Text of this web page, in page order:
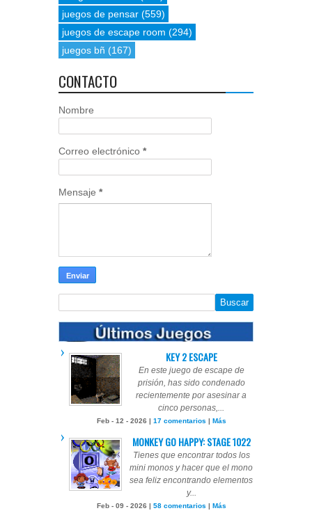
juegos de pensar (559)
juegos de escape room (294)
juegos bñ (167)
CONTACTO
Nombre
Correo electrónico *
Mensaje *
KEY 2 ESCAPE
En este juego de escape de
prisión, has sido condenado
recientemente por asesinar a
cinco personas,...
Feb - 12 - 2026 | 17 comentarios | Más
MONKEY GO HAPPY: STAGE 1022
Tienes que encontrar todos los
mini monos y hacer que el mono
sea feliz encontrando elementos
y...
Feb - 09 - 2026 | 58 comentarios | Más